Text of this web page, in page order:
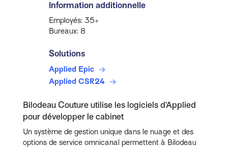
Information additionnelle
Employés: 35+
Bureaux: 8
Solutions
Applied Epic
Applied CSR24
Bilodeau Couture utilise les logiciels d’Applied
pour développer le cabinet
Un système de gestion unique dans le nuage et des
options de service omnicanal permettent à Bilodeau